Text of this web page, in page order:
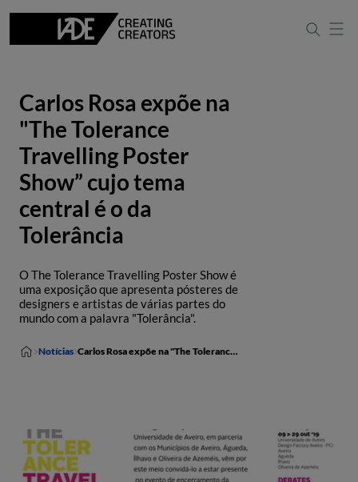
Carlos Rosa expõe na
"The Tolerance
Travelling Poster
Show” cujo tema
central é o da
Tolerância
O The Tolerance Travelling Poster Show é
uma exposição que apresenta pósteres de
designers e artistas de várias partes do
mundo com a palavra "Tolerância".
Notícias Carlos Rosa expõe na "The Tolerance Travelling Poster Show” cujo tema central é o da Tolerância